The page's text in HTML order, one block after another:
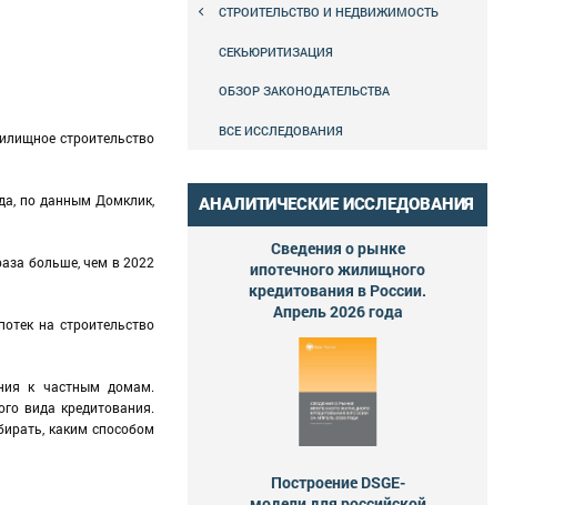
строительство
по данным Домклик,
больше, чем в 2022
на строительство
к частным домам.
вида кредитования.
каким способом
СТРОИТЕЛЬСТВО И НЕДВИЖИМОСТЬ
СЕКЬЮРИТИЗАЦИЯ
ОБЗОР ЗАКОНОДАТЕЛЬСТВА
ВСЕ ИССЛЕДОВАНИЯ
АНАЛИТИЧЕСКИЕ ИССЛЕДОВАНИЯ
Сведения о рынке
ипотечного жилищного
кредитования в России.
Апрель 2026 года
Построение DSGE-